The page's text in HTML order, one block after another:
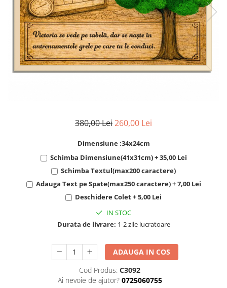
Cadouri Fiu/Fiică
Cadouri Bunici
Cadouri Cumnați
Cadouri Pisici/Câini
Cadouri Columbofili
Cadouri Doctori/Asistente
Cadouri Farmacisti
Cadouri Fotbalisti
Cadouri Ingineri
Cadouri Motociclisti
Cadouri Pescar
Cadouri Pompieri
Cadouri Soferi/Mecanici
Cadouri Stomatologi
380,00 Lei260,00 Lei
Dimensiune :34x24cm
Schimba Dimensiune(41x31cm) + 35,00 Lei
Schimba Textul(max200 caractere)
Adauga Text pe Spate(max250 caractere) + 7,00 Lei
Deschidere Colet + 5,00 Lei
IN STOC
Durata de livrare: 1-2 zile lucratoare
ADAUGA IN COS
Cod Produs: C3092
Ai nevoie de ajutor? 0725060755